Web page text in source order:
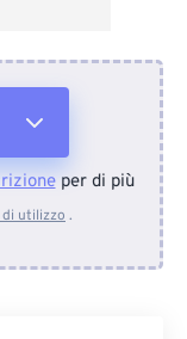
per di più
di utilizzo .